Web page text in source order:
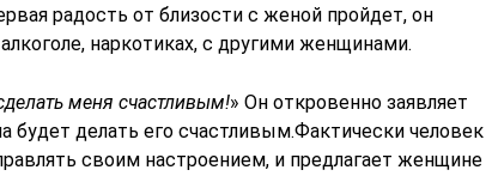
радость от близости с женой пройдет, он
наркотиках, с другими женщинами.
меня счастливым!» Он откровенно заявляет
делать его счастливым.Фактически человек
своим настроением, и предлагает женщине